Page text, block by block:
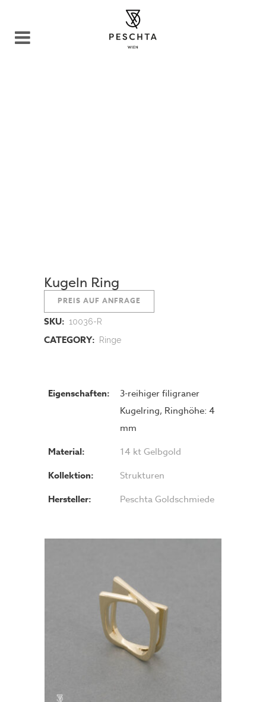
Kugeln Ring
PREIS AUF ANFRAGE
SKU: 10036-R
CATEGORY: Ringe
Eigenschaften:
3-reihiger filigraner
Kugelring, Ringhöhe: 4
mm
Material: 14 kt Gelbgold
Kollektion: Strukturen
Hersteller: Peschta Goldschmiede